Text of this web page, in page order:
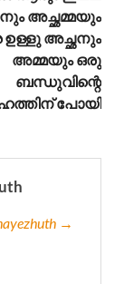
അച്ഛമ്മയും
ഉള്ളു അച്ഛനും
അമ്മയും ഒരു
ബന്ധുവിന്റെ
പോയി
→